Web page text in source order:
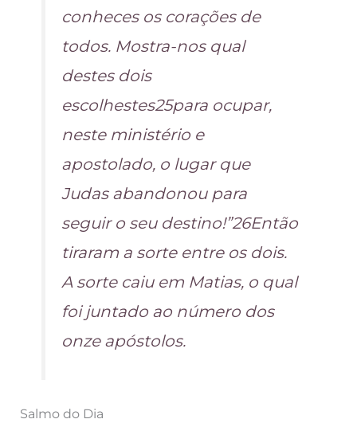
conheces os corações de
todos. Mostra-nos qual
destes dois
escolhestes25para ocupar,
neste ministério e
apostolado, o lugar que
Judas abandonou para
seguir o seu destino!”26Então
tiraram a sorte entre os dois.
A sorte caiu em Matias, o qual
foi juntado ao número dos
onze apóstolos.
Salmo do Dia